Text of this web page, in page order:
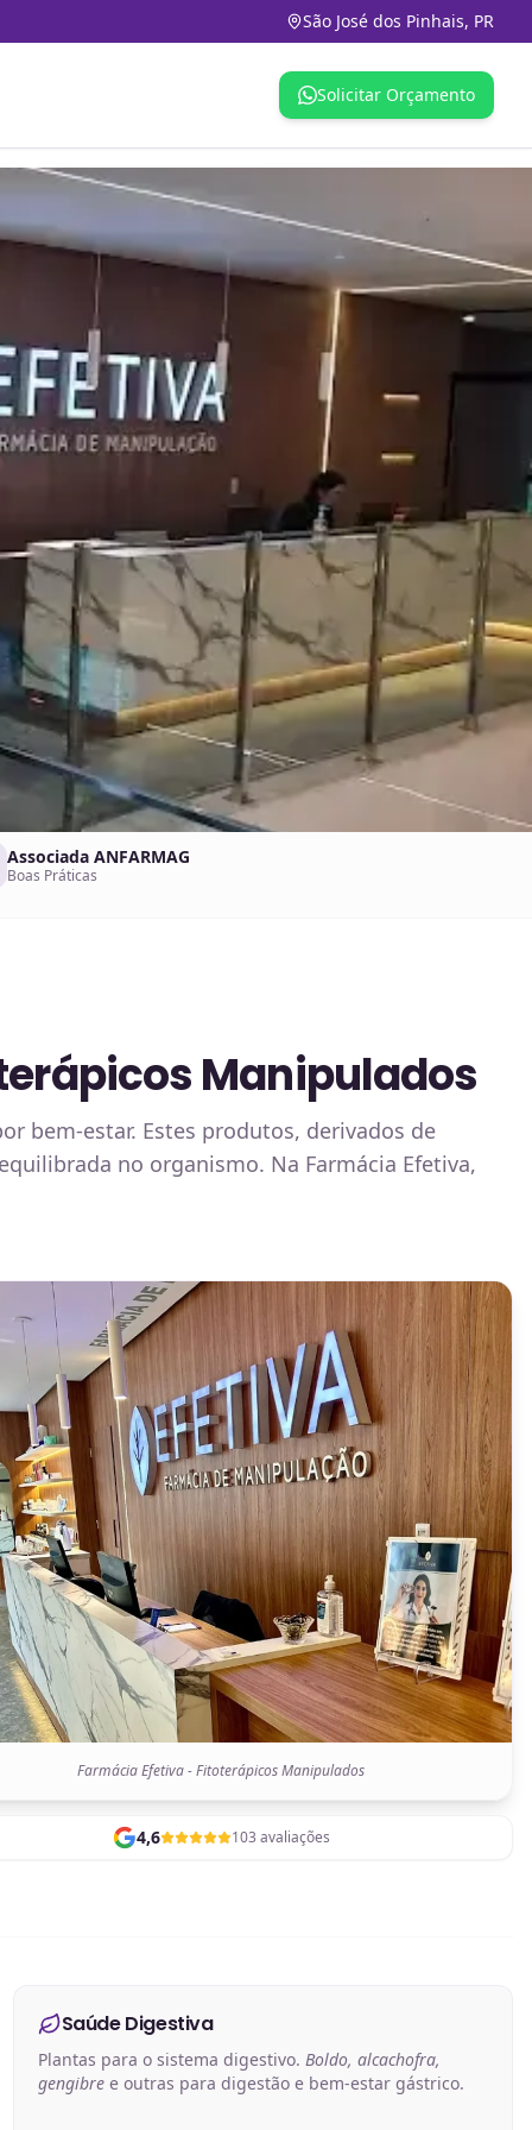
São José dos Pinhais, PR
Solicitar Orçamento
Associada ANFARMAG
Boas Práticas
Manipulados
bem-estar. Estes produtos, derivados de
no organismo. Na Farmácia Efetiva,
Farmácia Efetiva - Fitoterápicos Manipulados
4,6 103 avaliações
Saúde Digestiva
Plantas para o sistema digestivo. Boldo, alcachofra,
gengibree outras para digestão e bem-estar gástrico.